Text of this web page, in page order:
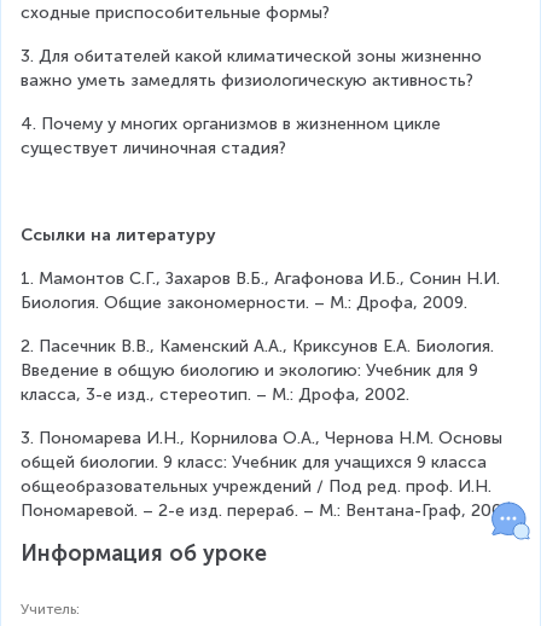
сходные приспособительные формы?
3. Для обитателей какой климатической зоны жизненно
важно уметь замедлять физиологическую активность?
4. Почему у многих организмов в жизненном цикле
существует личиночная стадия?
Ссылки на литературу
1. Мамонтов С.Г., Захаров В.Б., Агафонова И.Б., Сонин Н.И.
Биология. Общие закономерности. – М.: Дрофа, 2009.
2. Пасечник В.В., Каменский А.А., Криксунов Е.А. Биология.
Введение в общую биологию и экологию: Учебник для 9
класса, 3-е изд., стереотип. – М.: Дрофа, 2002.
3. Пономарева И.Н., Корнилова О.А., Чернова Н.М. Основы
общей биологии. 9 класс: Учебник для учащихся 9 класса
общеобразовательных учреждений / Под ред. проф. И.Н.
Пономаревой. – 2-е изд. перераб. – М.: Вентана-Граф, 2005.
Информация об уроке
Учитель: